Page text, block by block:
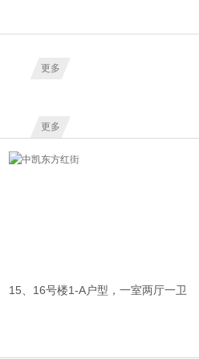
更多
更多
15、16号楼1-A户型，一室两厅一卫